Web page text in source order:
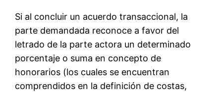
Si al concluir un acuerdo transaccional, la
parte demandada reconoce a favor del
letrado de la parte actora un determinado
porcentaje o suma en concepto de
honorarios (los cuales se encuentran
comprendidos en la definición de costas,